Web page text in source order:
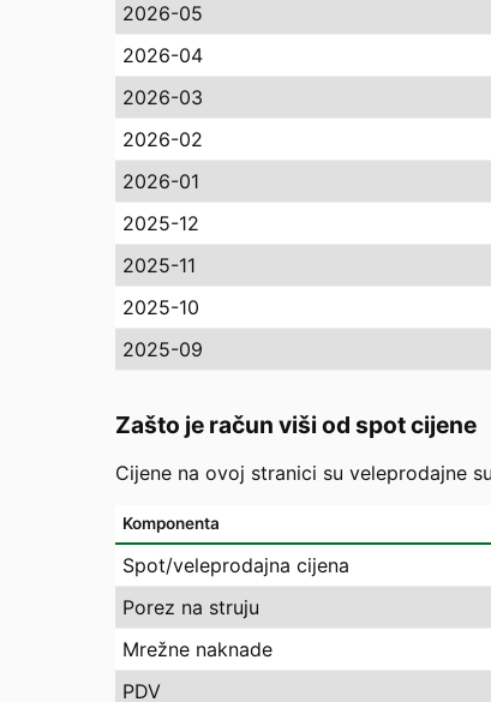
2026-05
2026-04
2026-03
2026-02
2026-01
2025-12
2025-11
2025-10
2025-09
Zašto je račun viši od spot cijene
Cijene na ovoj stranici su veleprodajne
Komponenta
Spot/veleprodajna cijena
Porez na struju
Mrežne naknade
PDV